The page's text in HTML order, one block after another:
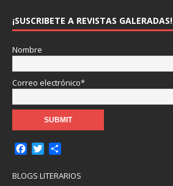
¡SUSCRIBETE A REVISTAS GALERADAS!
Nombre
Correo electrónico*
c
T
i
m
BLOGS LITERARIOS